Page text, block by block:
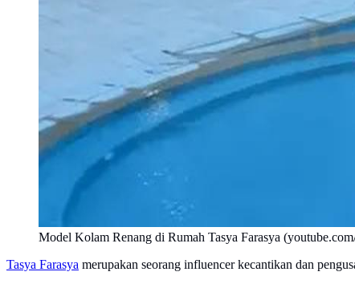
Model Kolam Renang di Rumah Tasya Farasya
Tasya Farasya merupakan seorang influencer kecantikan dan